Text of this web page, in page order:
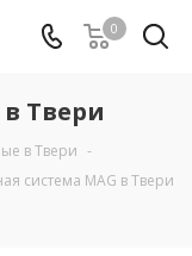
0
Твери
в Твери -
система MAG в Твери